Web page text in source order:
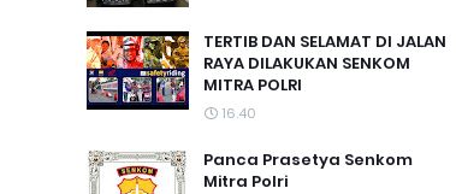
TERTIB DAN SELAMAT DI JALAN
RAYA DILAKUKAN SENKOM
MITRA POLRI
16.40
Panca Prasetya Senkom
Mitra Polri